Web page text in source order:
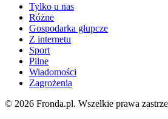
Tylko u nas
Różne
Gospodarka głupcze
Z internetu
Sport
Pilne
Wiadomości
Zagrożenia
© 2026 Fronda.pl. Wszelkie prawa